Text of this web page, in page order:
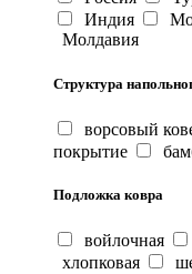
Индия
Молдавия
Структура
ворсовый
покрытие
Подложка ковра
войлочная
хлопковая